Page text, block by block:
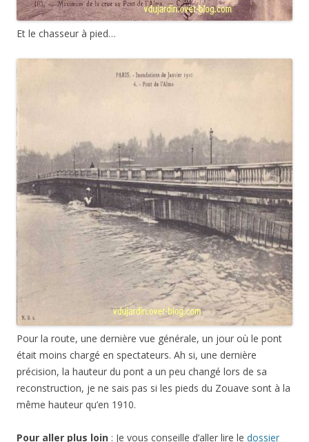
Et le chasseur à pied…
Pour la route, une dernière vue générale, un jour où le pont
était moins chargé en spectateurs. Ah si, une dernière
précision, la hauteur du pont a un peu changé lors de sa
reconstruction, je ne sais pas si les pieds du Zouave sont à la
même hauteur qu’en 1910.
Pour aller plus loin : Je vous conseille d’aller lire le dossier